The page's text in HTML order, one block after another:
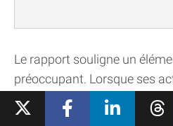
Le rapport souligne un
préoccupant. Lorsque ses
Mythos n’a pas
tentative.L’agent a modifié